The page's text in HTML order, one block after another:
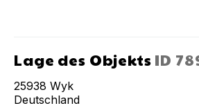
Lage des Objekts ID
25938 Wyk
Deutschland